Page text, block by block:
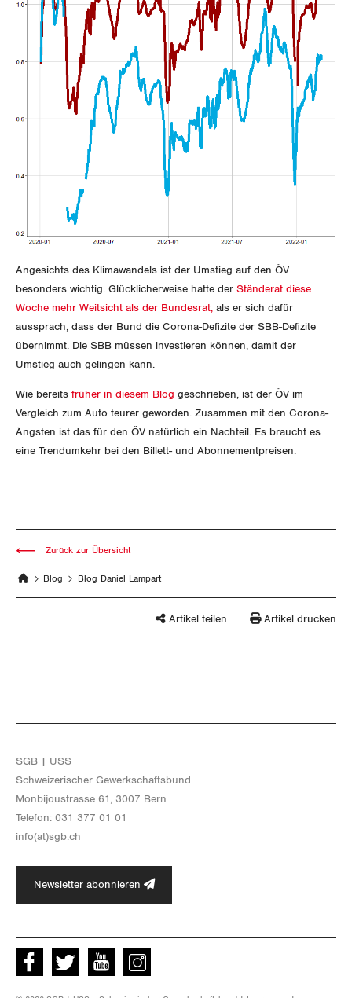
Neuenburg
Nidwalden
Obwalden
Schaffhausen
St. Gallen-Appenzell
Solothurn
Uri
Waadt
Angesichts des Klimawandels ist der Umstieg auf den ÖV
besonders wichtig. Glücklicherweise hatte der Ständerat diese
Woche mehr Weitsicht als der Bundesrat, als er sich dafür
aussprach, dass der Bund die Corona-Defizite der SBB-Defizite
übernimmt. Die SBB müssen investieren können, damit der
Umstieg auch gelingen kann.
Wie bereits früher in diesem Blog geschrieben, ist der ÖV im
Vergleich zum Auto teurer geworden. Zusammen mit den Corona-
Ängsten ist das für den ÖV natürlich ein Nachteil. Es braucht es
eine Trendumkehr bei den Billett- und Abonnementpreisen.
Blog Blog Daniel Lampart
Zurück zur Übersicht
Artikel teilen Artikel drucken
SGB | USS
Schwei­ze­ri­scher Ge­werk­schafts­bund
Mon­bi­joustras­se 61, 3007 Bern
Te­le­fon: 031 377 01 01
info(at)​sgb.​ch
Newsletter abonnieren
Facebook Twitter Youtube instagram